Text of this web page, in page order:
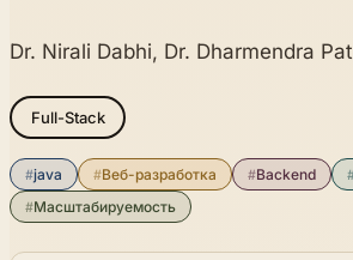
Dr. Nirali Dabhi, Dr. Dharmendra
Full-Stack
#java #Веб-разработка #Backend
#Масштабируемость